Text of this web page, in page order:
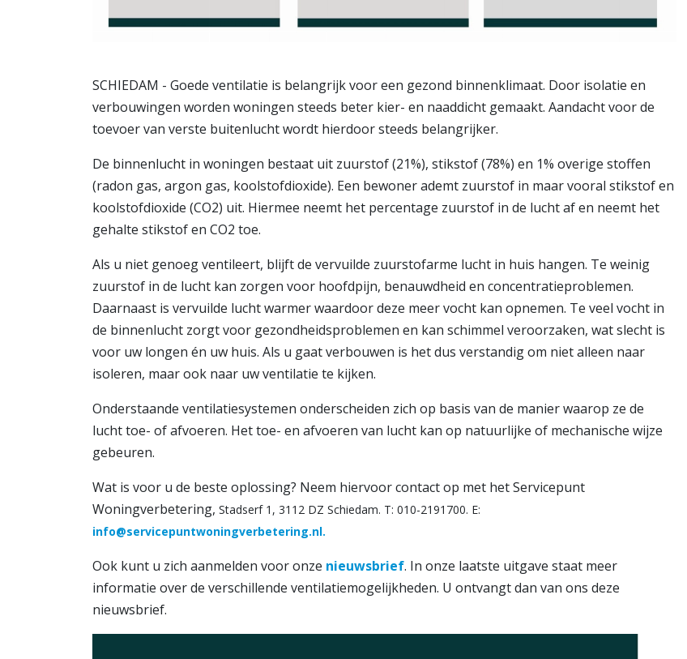
SCHIEDAM - Goede ventilatie is belangrijk voor een gezond binnenklimaat. Door isolatie en
verbouwingen worden woningen steeds beter kier- en naaddicht gemaakt. Aandacht voor de
toevoer van verste buitenlucht wordt hierdoor steeds belangrijker.
De binnenlucht in woningen bestaat uit zuurstof (21%), stikstof (78%) en 1% overige stoffen
(radon gas, argon gas, koolstofdioxide). Een bewoner ademt zuurstof in maar vooral stikstof en
koolstofdioxide (CO2) uit. Hiermee neemt het percentage zuurstof in de lucht af en neemt het
gehalte stikstof en CO2 toe.
Als u niet genoeg ventileert, blijft de vervuilde zuurstofarme lucht in huis hangen. Te weinig
zuurstof in de lucht kan zorgen voor hoofdpijn, benauwdheid en concentratieproblemen.
Daarnaast is vervuilde lucht warmer waardoor deze meer vocht kan opnemen. Te veel vocht in
de binnenlucht zorgt voor gezondheidsproblemen en kan schimmel veroorzaken, wat slecht is
voor uw longen én uw huis. Als u gaat verbouwen is het dus verstandig om niet alleen naar
isoleren, maar ook naar uw ventilatie te kijken.
Onderstaande ventilatiesystemen onderscheiden zich op basis van de manier waarop ze de
lucht toe- of afvoeren. Het toe- en afvoeren van lucht kan op natuurlijke of mechanische wijze
gebeuren.
Wat is voor u de beste oplossing? Neem hiervoor contact op met het Servicepunt
Woningverbetering, Stadserf 1, 3112 DZ Schiedam. T: 010-2191700. E:
info@servicepuntwoningverbetering.nl.
Ook kunt u zich aanmelden voor onze nieuwsbrief. In onze laatste uitgave staat meer
informatie over de verschillende ventilatiemogelijkheden. U ontvangt dan van ons deze
nieuwsbrief.